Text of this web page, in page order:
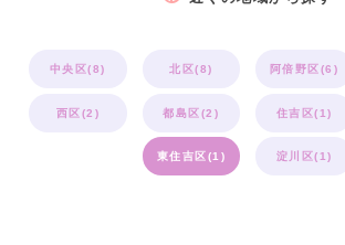
中央区(8) 北区(8) 阿倍野区(6)
西区(2) 都島区(2) 住吉区(1)
東住吉区(1) 淀川区(1)